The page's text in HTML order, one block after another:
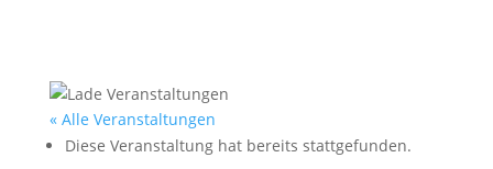
« Alle Veranstaltungen
Diese Veranstaltung hat bereits stattgefunden.